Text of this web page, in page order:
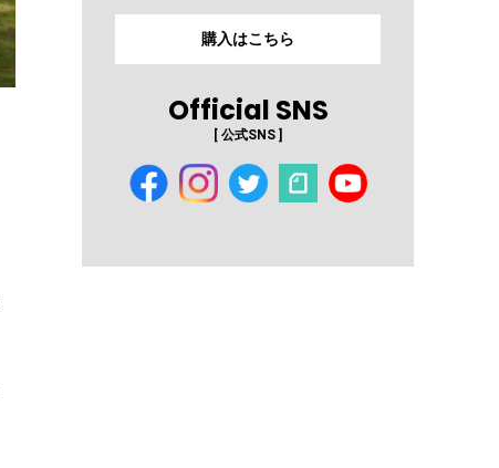
購入はこちら
Official SNS
[ 公式SNS ]